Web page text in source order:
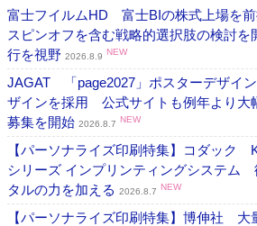
富士フイルムHD 富士BIの株式上場を前
スピンオフを含む戦略的選択肢の検討
行を視野 2026.8.9 NEW
JAGAT 「page2027」ポスターデザイ
ザインを採用 公式サイトも例年より大
募集を開始 2026.8.7 NEW
【パーソナライズ印刷特集】コダック
シリーズ インプリンティングシステム
タルの力を加える 2026.8.7 NEW
【パーソナライズ印刷特集】博伸社 大